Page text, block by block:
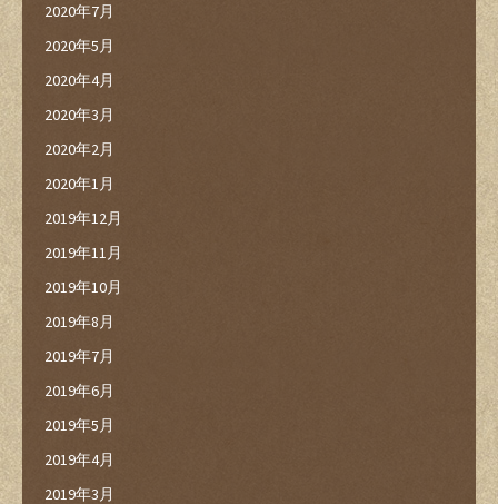
2020年7月
2020年5月
2020年4月
2020年3月
2020年2月
2020年1月
2019年12月
2019年11月
2019年10月
2019年8月
2019年7月
2019年6月
2019年5月
2019年4月
2019年3月